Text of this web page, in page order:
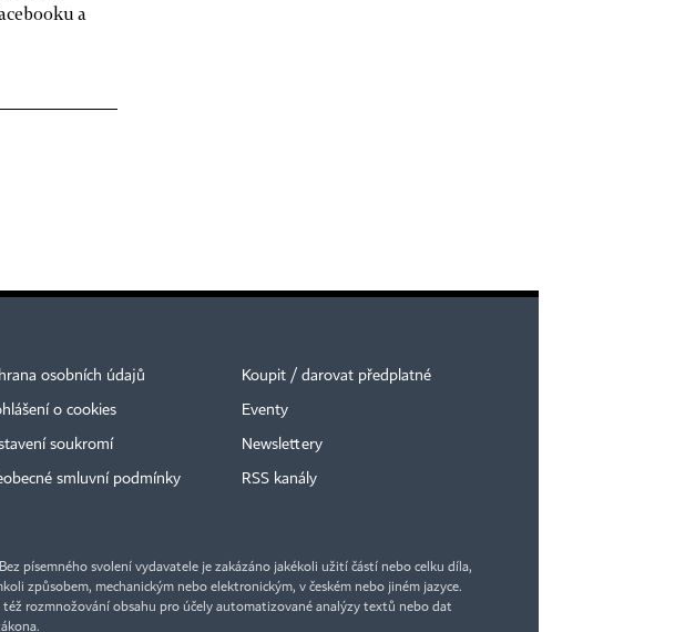
a
osobních údajů
o cookies
soukromí
smluvní podmínky
Koupit / darovat předplatné
Eventy
Newslettery
RSS kanály
písemného svolení vydavatele je zakázáno jakékoli užití částí nebo celku díla,
způsobem, mechanickým nebo elektronickým, v českém nebo jiném jazyce.
též rozmnožování obsahu pro účely automatizované analýzy textů nebo dat